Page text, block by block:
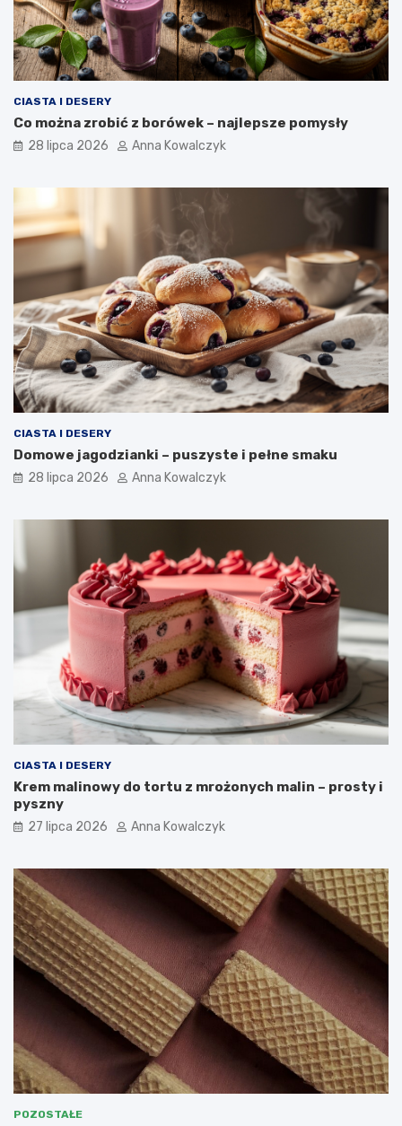
CIASTA I DESERY
Co można zrobić z borówek – najlepsze pomysły
28 lipca 2026 Anna Kowalczyk
CIASTA I DESERY
Domowe jagodzianki – puszyste i pełne smaku
28 lipca 2026 Anna Kowalczyk
CIASTA I DESERY
Krem malinowy do tortu z mrożonych malin – prosty i
pyszny
27 lipca 2026 Anna Kowalczyk
POZOSTAŁE